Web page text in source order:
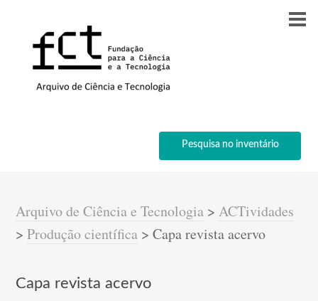
Pesquisa no inventário
Arquivo de Ciência e Tecnologia >ACTividades
>Produção científica >Capa revista acervo
Capa revista acervo